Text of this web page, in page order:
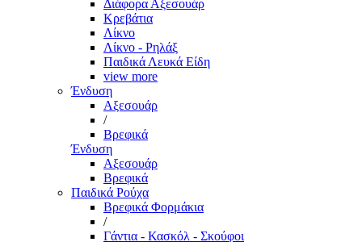
Διάφορα Αξεσουάρ
Κρεβάτια
Λίκνο
Λίκνο - Ρηλάξ
Παιδικά Λευκά Είδη
view more
Ένδυση
Αξεσουάρ
/
Βρεφικά
Ένδυση
Αξεσουάρ
Βρεφικά
Παιδικά Ρούχα
Βρεφικά Φορμάκια
/
Γάντια - Κασκόλ - Σκούφοι